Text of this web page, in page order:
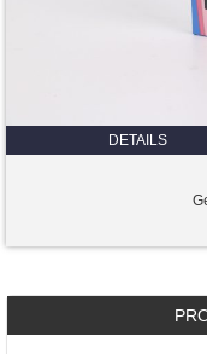
DETAILS